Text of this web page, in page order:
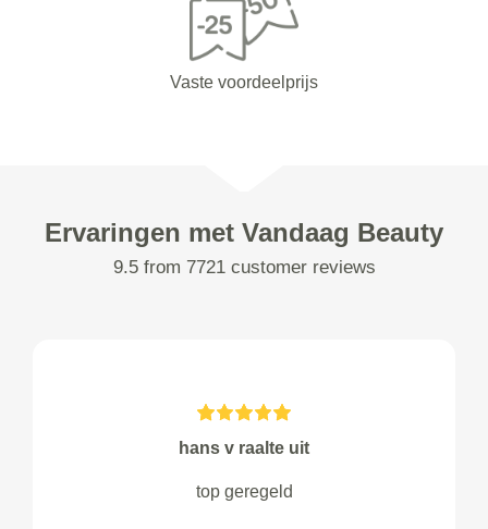
Vaste voordeelprijs
Ervaringen met Vandaag Beauty
9.5 from 7721 customer reviews
hans v raalte uit
top geregeld